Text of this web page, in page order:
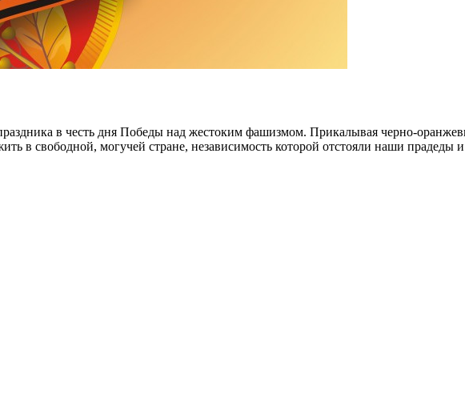
в честь дня Победы над жестоким фашизмом. Прикалывая черно-
в свободной, могучей стране, независимость которой отстояли наши